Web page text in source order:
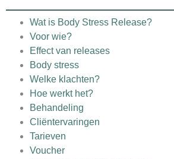
Wat is Body Stress Release?
Voor wie?
Effect van releases
Body stress
Welke klachten?
Hoe werkt het?
Behandeling
Cliëntervaringen
Tarieven
Voucher